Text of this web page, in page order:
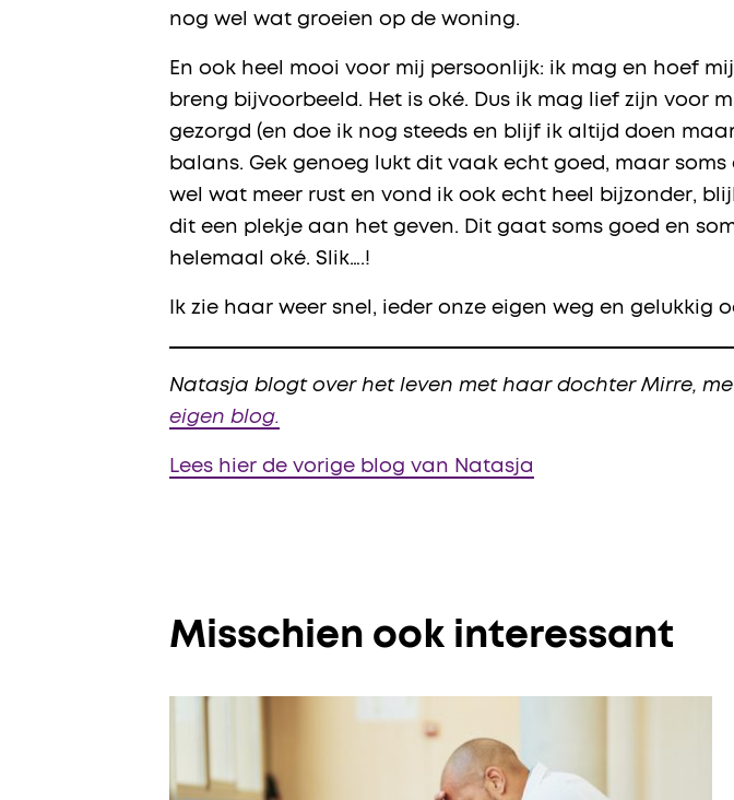
nog wel wat groeien op de woning.
En ook heel mooi voor mij persoonlijk: ik mag en hoef
breng bijvoorbeeld. Het is oké. Dus ik mag lief zijn voor
gezorgd (en doe ik nog steeds en blijf ik altijd doen
balans. Gek genoeg lukt dit vaak echt goed, maar
wel wat meer rust en vond ik ook echt heel bijzonder,
dit een plekje aan het geven. Dit gaat soms goed en
helemaal oké. Slik….!
Ik zie haar weer snel, ieder onze eigen weg en gelukkig
Natasja blogt over het leven met haar dochter Mirre,
eigen blog.
Lees hier de vorige blog van Natasja
Misschien ook interessant